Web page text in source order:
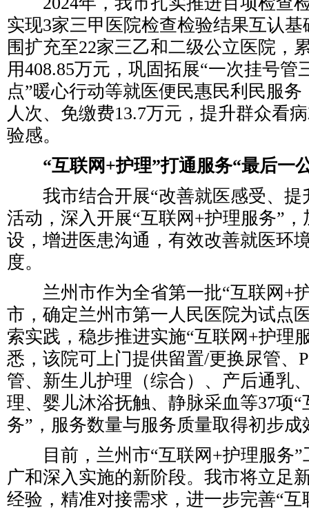
实现3家三甲医院检查检验结果互认
围扩充至22家三乙和二级公立医院，
用408.85万元，巩固拓展“一次挂号管
点”暖心行动等就医便民惠民利民服务
人次、免缴费13.7万元，提升群众看
验感。
“互联网+护理”打通服务“最后一
我市结合开展“改善就医感受、提
活动，深入开展“互联网+护理服务”
设，增进医患沟通，有效改善就医环
度。
兰州市作为全省第一批“互联网+
市，确定兰州市第一人民医院为试点
索实践，稳步推进实施“互联网+护理
悉，该院可上门提供留置/更换尿管、
管、新生儿护理（综合）、产后通乳
理、婴儿沐浴抚触、静脉采血等37项
务”，服务数量与服务质量取得初步成
目前，兰州市“互联网+护理服务”
广和深入实施的新阶段。我市将立足
经验，精准对接需求，进一步完善“互